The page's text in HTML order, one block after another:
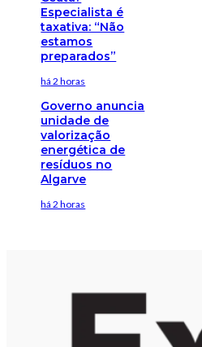
Especialista é
taxativa: “Não
estamos
preparados”
há 2 horas
Governo anuncia
unidade de
valorização
energética de
resíduos no
Algarve
há 2 horas